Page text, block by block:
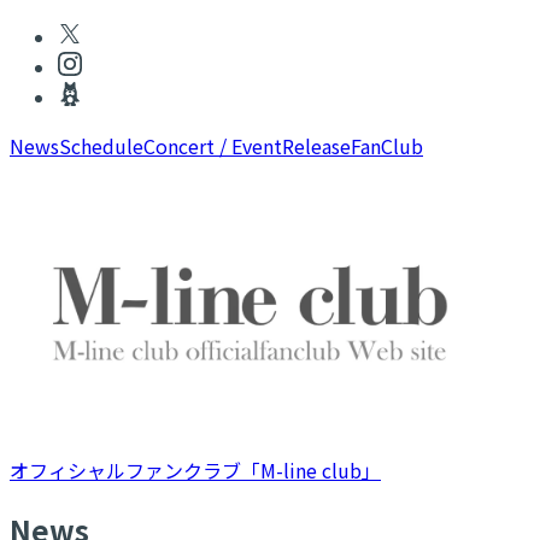
NewsScheduleConcert / EventReleaseFanClub
オフィシャルファンクラブ「M-line club」
News